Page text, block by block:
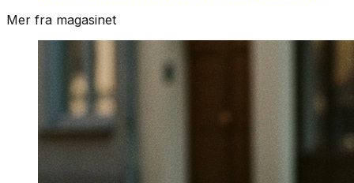
Mer fra magasinet